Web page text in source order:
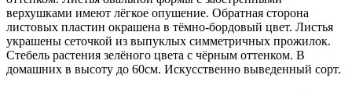
верхушками имеют лёгкое опушение. Обратная сторона
листовых пластин окрашена в тёмно-бордовый цвет. Листья
украшены сеточкой из выпуклых симметричных прожилок.
Стебель растения зелёного цвета с чёрным оттенком. В
домашних в высоту до 60см. Искусственно выведенный сорт.